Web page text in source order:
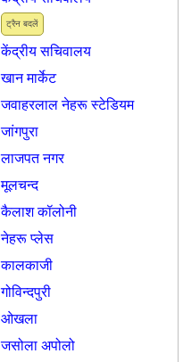
ट्रैन बदलें
केंद्रीय सचिवालय
खान मार्केट
जवाहरलाल नेहरू स्टेडियम
जांगपुरा
लाजपत नगर
मूलचन्द
कैलाश कॉलोनी
नेहरू प्लेस
कालकाजी
गोविन्दपुरी
ओखला
जसोला अपोलो